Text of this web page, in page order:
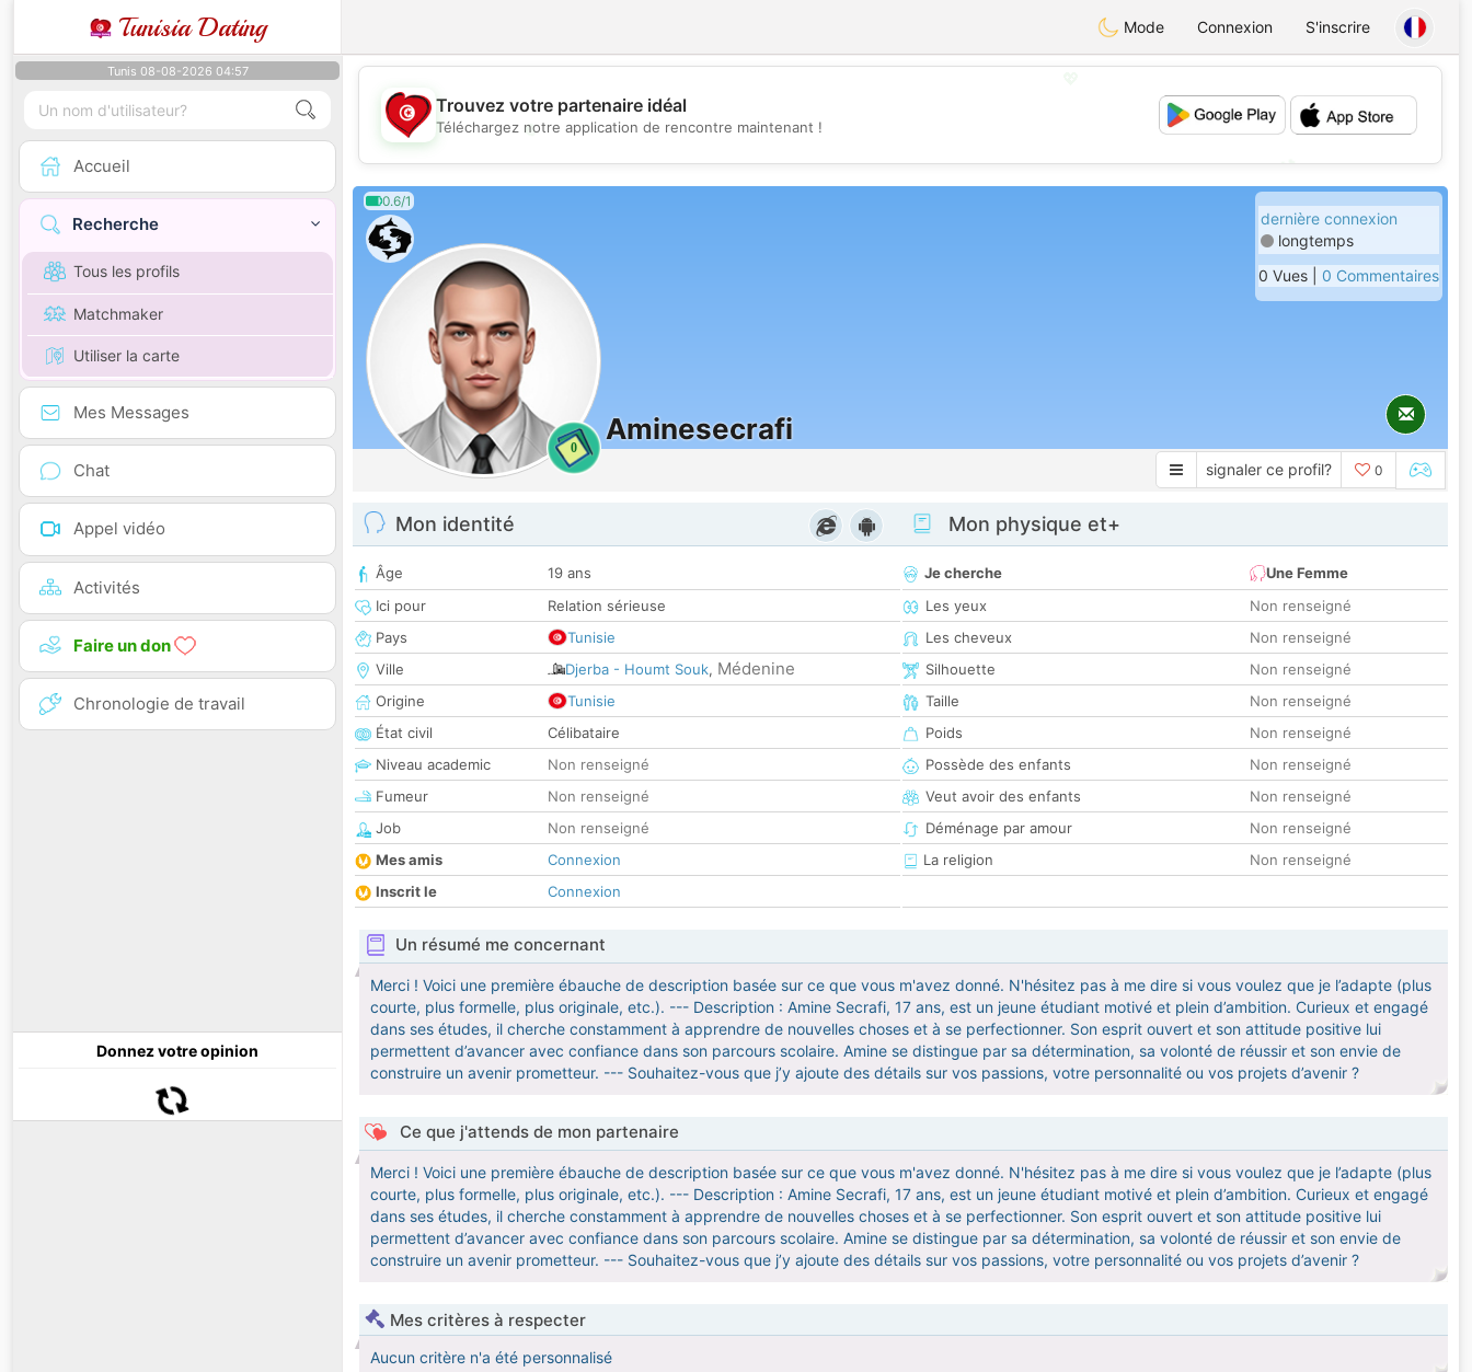
Tunisia Dating Mode Connexion S'inscrire
Tunis 08-08-2026 04:57
Accueil
Recherche
Tous les profils
Matchmaker
Utiliser la carte
Mes Messages
Chat
Appel vidéo
Activités
Faire un don
Chronologie de travail
Donnez votre opinion
💖
Trouvez votre partenaire idéal
Téléchargez notre application de rencontre maintenant !
0.6/1
0
Aminesecrafi
dernière connexion
longtemps
0 Vues | 0 Commentaires
signaler ce profil? 0
Mon identité
Âge
19 ans
Ici pour
Relation sérieuse
Pays
Tunisie
Ville
Djerba - Houmt Souk, Médenine
Origine
Tunisie
État civil
Célibataire
Niveau academic
Non renseigné
Fumeur
Non renseigné
Job
Non renseigné
Mes amis
Connexion
Inscrit le
Connexion
Mon physique et+
Je cherche
Une Femme
Les yeux
Non renseigné
Les cheveux
Non renseigné
Silhouette
Non renseigné
Taille
Non renseigné
Poids
Non renseigné
Possède des enfants
Non renseigné
Veut avoir des enfants
Non renseigné
Déménage par amour
Non renseigné
La religion
Non renseigné
Un résumé me concernant
Merci ! Voici une première ébauche de description basée sur ce que vous m'avez donné. N'hésitez pas à me dire si vous voulez que je l’adapte (plus
courte, plus formelle, plus originale, etc.). --- Description : Amine Secrafi, 17 ans, est un jeune étudiant motivé et plein d’ambition. Curieux et engagé
dans ses études, il cherche constamment à apprendre de nouvelles choses et à se perfectionner. Son esprit ouvert et son attitude positive lui
permettent d’avancer avec confiance dans son parcours scolaire. Amine se distingue par sa détermination, sa volonté de réussir et son envie de
construire un avenir prometteur. --- Souhaitez-vous que j’y ajoute des détails sur vos passions, votre personnalité ou vos projets d’avenir ?
Ce que j'attends de mon partenaire
Merci ! Voici une première ébauche de description basée sur ce que vous m'avez donné. N'hésitez pas à me dire si vous voulez que je l’adapte (plus
courte, plus formelle, plus originale, etc.). --- Description : Amine Secrafi, 17 ans, est un jeune étudiant motivé et plein d’ambition. Curieux et engagé
dans ses études, il cherche constamment à apprendre de nouvelles choses et à se perfectionner. Son esprit ouvert et son attitude positive lui
permettent d’avancer avec confiance dans son parcours scolaire. Amine se distingue par sa détermination, sa volonté de réussir et son envie de
construire un avenir prometteur. --- Souhaitez-vous que j’y ajoute des détails sur vos passions, votre personnalité ou vos projets d’avenir ?
Mes critères à respecter
Aucun critère n'a été personnalisé